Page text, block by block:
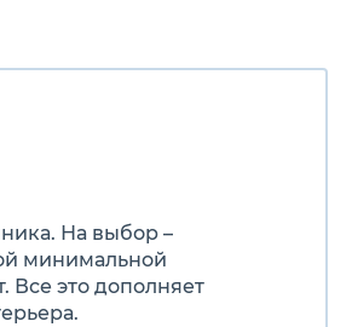
На выбор –
минимальной
Все это дополняет